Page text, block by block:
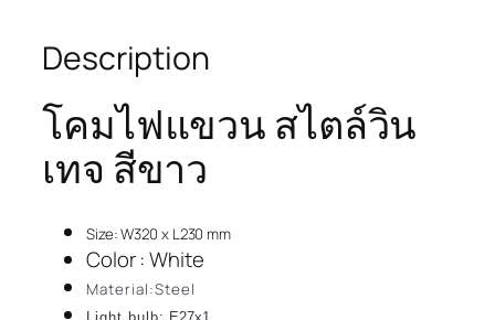
Description
โคมไฟแขวน สไตล์วิน
เทจ สีขาว
Size: W320 x L230 mm
Color : White
Material:Steel